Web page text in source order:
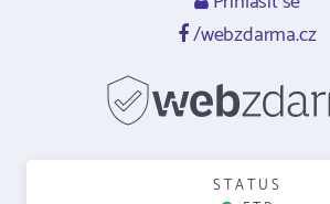
/webzdarma.cz
STATUS